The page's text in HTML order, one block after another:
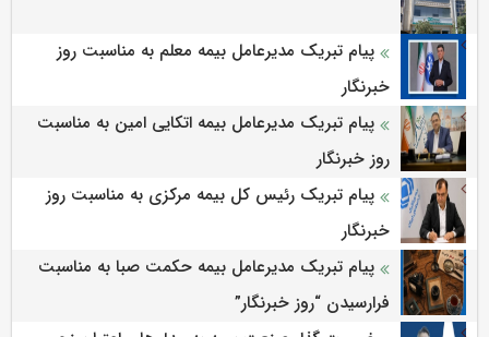
پیام تبریک مدیرعامل بیمه معلم به مناسبت روز
خبرنگار
پیام تبریک مدیرعامل بیمه اتکایی امین به مناسبت
روز خبرنگار
پیام تبریک رئیس کل بیمه مرکزی به مناسبت روز
خبرنگار
پیام تبریک مدیرعامل بیمه حکمت صبا به مناسبت
فرارسیدن “روز خبرنگار”